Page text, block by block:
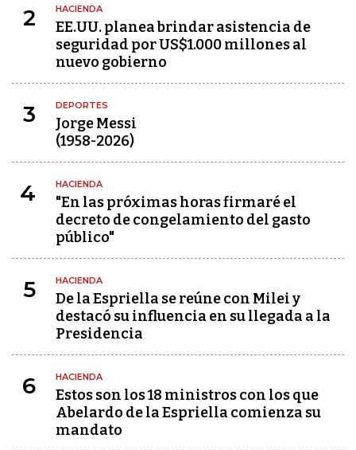
2 HACIENDA
EE.UU. planea brindar asistencia de
seguridad por US$1.000 millones al
nuevo gobierno
3 DEPORTES
Jorge Messi
(1958-2026)
4 HACIENDA
"En las próximas horas firmaré el
decreto de congelamiento del gasto
público"
5 HACIENDA
De la Espriella se reúne con Milei y
destacó su influencia en su llegada a la
Presidencia
6 HACIENDA
Estos son los 18 ministros con los que
Abelardo de la Espriella comienza su
mandato